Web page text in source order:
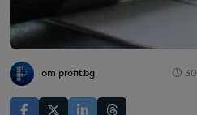
от profit.bg